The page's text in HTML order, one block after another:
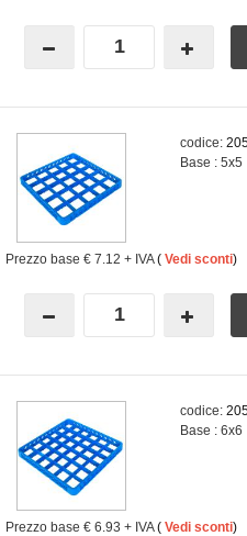
codice:
Base : 5x5
Prezzo base € 7.12 + IVA( Vedi sconti)
codice:
Base : 6x6
Prezzo base € 6.93 + IVA( Vedi sconti)